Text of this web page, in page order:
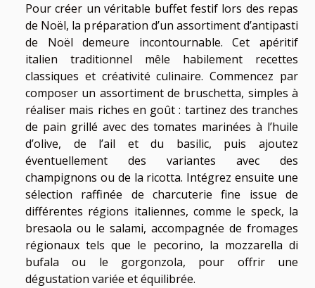
Pour créer un véritable buffet festif lors des repas
de Noël, la préparation d’un assortiment d’antipasti
de Noël demeure incontournable. Cet apéritif
italien traditionnel mêle habilement recettes
classiques et créativité culinaire. Commencez par
composer un assortiment de bruschetta, simples à
réaliser mais riches en goût : tartinez des tranches
de pain grillé avec des tomates marinées à l’huile
d’olive, de l’ail et du basilic, puis ajoutez
éventuellement des variantes avec des
champignons ou de la ricotta. Intégrez ensuite une
sélection raffinée de charcuterie fine issue de
différentes régions italiennes, comme le speck, la
bresaola ou le salami, accompagnée de fromages
régionaux tels que le pecorino, la mozzarella di
bufala ou le gorgonzola, pour offrir une
dégustation variée et équilibrée.